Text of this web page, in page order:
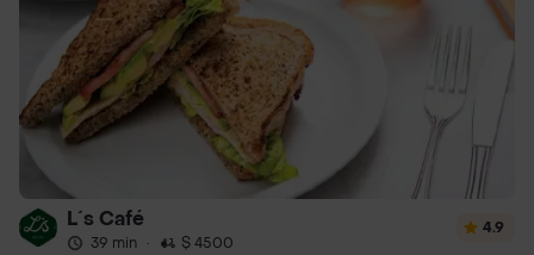
L´s Café
39 min · $ 4500
4.9